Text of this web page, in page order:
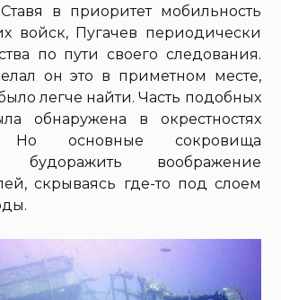
в приоритет мобильность
войск, Пугачев периодически
по пути своего следования.
он это в приметном месте,
легче найти. Часть подобных
обнаружена в окрестностях
Но основные сокровища
будоражить воображение
скрываясь где-то под слоем